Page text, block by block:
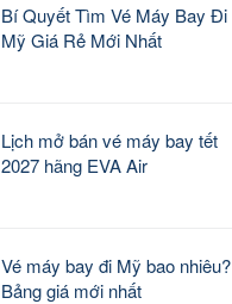
Bí Quyết Tìm Vé Máy Bay Đi
Mỹ Giá Rẻ Mới Nhất
Lịch mở bán vé máy bay tết
2027 hãng EVA Air
Vé máy bay đi Mỹ bao nhiêu?
Bảng giá mới nhất